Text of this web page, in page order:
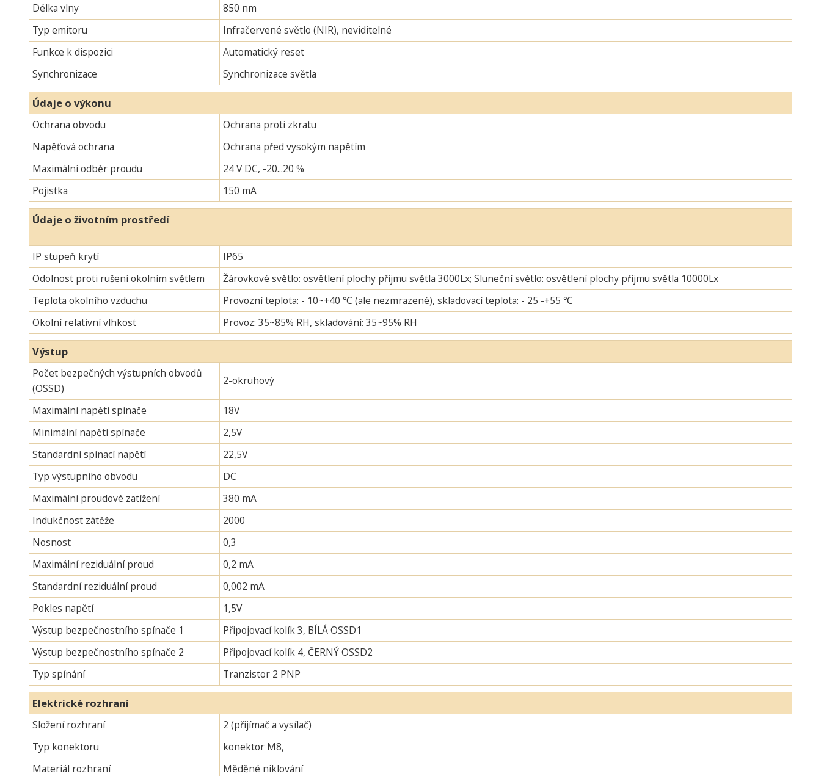
Délka vlny
850 nm
Typ emitoru
Infračervené světlo (NIR), neviditelné
Funkce k dispozici
Automatický reset
Synchronizace
Synchronizace světla
Údaje o výkonu
Ochrana obvodu
Ochrana proti zkratu
Napěťová ochrana
Ochrana před vysokým napětím
Maximální odběr proudu
24 V DC, -20...20 %
Pojistka
150 mA
Údaje o životním prostředí
IP stupeň krytí
IP65
Odolnost proti rušení okolním světlem
Žárovkové světlo: osvětlení plochy příjmu světla 3000Lx; Sluneční světlo: osvětlení plochy příjmu světla 10000Lx
Teplota okolního vzduchu
Provozní teplota: - 10~+40 ℃ (ale nezmrazené), skladovací teplota: - 25 -+55 ℃
Okolní relativní vlhkost
Provoz: 35~85% RH, skladování: 35~95% RH
Výstup
Počet bezpečných výstupních obvodů
(OSSD)
2-okruhový
Maximální napětí spínače
18V
Minimální napětí spínače
2,5V
Standardní spínací napětí
22,5V
Typ výstupního obvodu
DC
Maximální proudové zatížení
380 mA
Indukčnost zátěže
2000
Nosnost
0,3
Maximální reziduální proud
0,2 mA
Standardní reziduální proud
0,002 mA
Pokles napětí
1,5V
Výstup bezpečnostního spínače 1
Připojovací kolík 3, BÍLÁ OSSD1
Výstup bezpečnostního spínače 2
Připojovací kolík 4, ČERNÝ OSSD2
Typ spínání
Tranzistor 2 PNP
Elektrické rozhraní
Složení rozhraní
2 (přijímač a vysílač)
Typ konektoru
konektor M8,
Materiál rozhraní
Měděné niklování